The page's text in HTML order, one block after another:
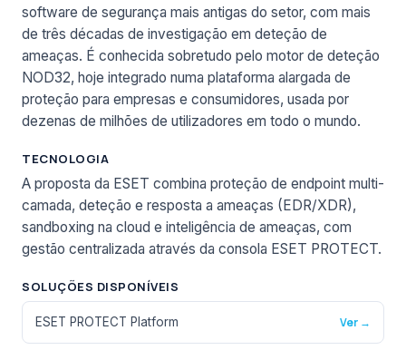
software de segurança mais antigas do setor, com mais
de três décadas de investigação em deteção de
ameaças. É conhecida sobretudo pelo motor de deteção
NOD32, hoje integrado numa plataforma alargada de
proteção para empresas e consumidores, usada por
dezenas de milhões de utilizadores em todo o mundo.
TECNOLOGIA
A proposta da ESET combina proteção de endpoint multi-
camada, deteção e resposta a ameaças (EDR/XDR),
sandboxing na cloud e inteligência de ameaças, com
gestão centralizada através da consola ESET PROTECT.
SOLUÇÕES DISPONÍVEIS
ESET PROTECT Platform Ver →